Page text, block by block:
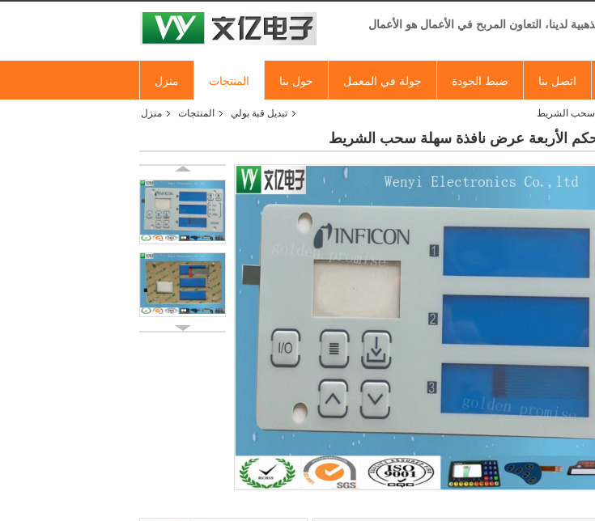
لدينا، التعاون المربح في الأعمال هو الأعمال
منزل المنتجات حول بنا جولة في المعمل ضبط الجودة اتصل بنا
منزل المنتجات تبديل قبة بولي سحب الشريط
الأربعة عرض نافذة سهلة سحب الشريط